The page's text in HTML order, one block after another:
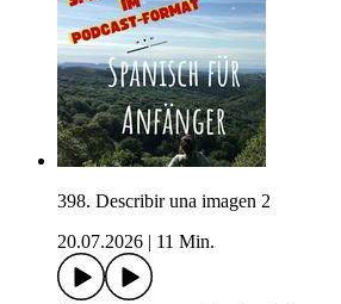
398. Describir una imagen 2
20.07.2026
11 Min.